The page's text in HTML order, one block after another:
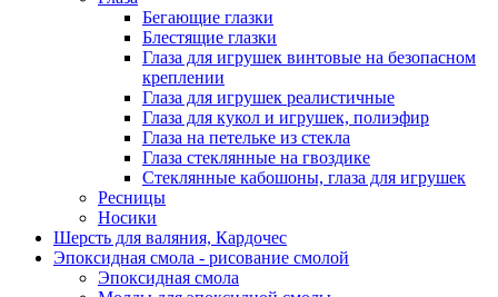
Бегающие глазки
Блестящие глазки
Глаза для игрушек винтовые на безопасном
креплении
Глаза для игрушек реалистичные
Глаза для кукол и игрушек, полиэфир
Глаза на петельке из стекла
Глаза стеклянные на гвоздике
Стеклянные кабошоны, глаза для игрушек
Ресницы
Носики
Шерсть для валяния, Кардочес
Эпоксидная смола - рисование смолой
Эпоксидная смола